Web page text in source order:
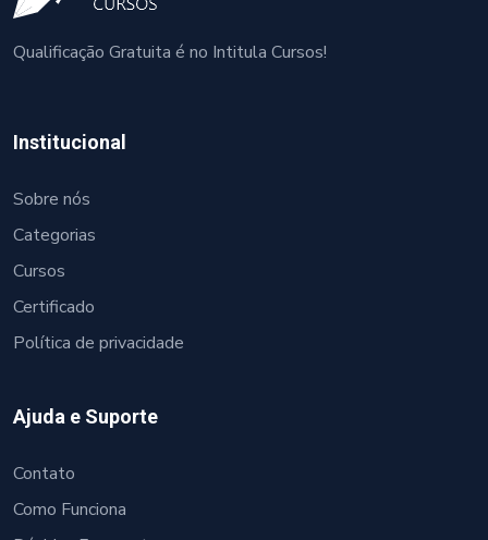
Qualificação Gratuita é no Intitula Cursos!
Institucional
Sobre nós
Categorias
Cursos
Certificado
Política de privacidade
Ajuda e Suporte
Contato
Como Funciona